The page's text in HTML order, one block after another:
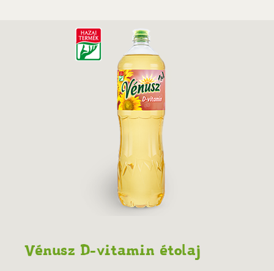
Vénusz D-vitamin étolaj